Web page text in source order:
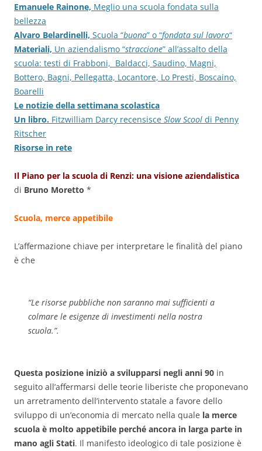
Emanuele Rainone, Meglio una scuola fondata sulla
bellezza
Alvaro Belardinelli, Scuola “buona” o “fondata sul lavoro“
Materiali, Un aziendalismo “straccione” all’assalto della
scuola: testi di Frabboni, Baldacci, Saudino, Magni,
Bottero, Bagni, Pellegatta, Locantore, Lo Presti, Boscaino,
Boarelli
Le notizie della settimana scolastica
Un libro. Fitzwilliam Darcy recensisce Slow Scool di Penny
Ritscher
Risorse in rete
Il Piano per la scuola di Renzi: una visione aziendalistica
di Bruno Moretto *
Scuola, merce appetibile
L’affermazione chiave per interpretare le finalità del piano
è che
“Le risorse pubbli­che non saranno mai sufficienti a
colmare le esigenze di investimenti nella nostra
scuola.”.
Questa posizione iniziò a svilupparsi negli anni 90 in
seguito all’affermarsi delle teorie liberiste che proponevano
un arretramento dell’intervento statale a favore dello
sviluppo di un’economia di mercato nella quale la merce
scuola è molto appetibile perché ancora in larga parte in
mano agli Stati. Il manifesto ideologico di tale posizione è